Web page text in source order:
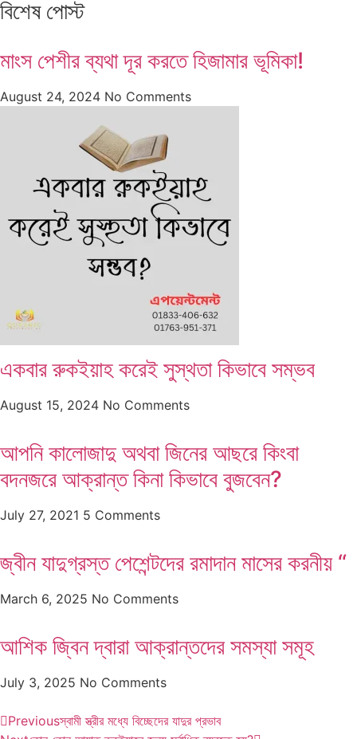
বিশেষ পোস্ট
মাংস পেশীর ব্যথা দূর করতে হিজামার ভূমিকা!
August 24, 2024 No Comments
একবার রুকইয়াহ করেই সুস্থতা কিভাবে সম্ভব
August 15, 2024 No Comments
আপনি কালোজাদু অথবা জিনের আছরে কিংবা
বদনজরে আক্রান্ত কিনা কিভাবে বুজবেন?
July 27, 2021 5 Comments
জ্বীন যাদুগ্রস্ত পেশেন্টদের রমাদান মাসের করনীয় “
March 6, 2025 No Comments
আশিক জ্বিন দ্বারা আক্রান্তদের সমস্যা সমূহ
July 3, 2025 No Comments
Previousস্বামী স্ত্রীর মধ্যে বিচ্ছেদের যাদুর প্রভাব